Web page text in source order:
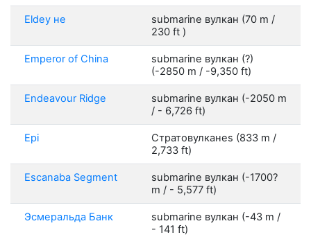
Eldey не
submarine вулкан (70 m /
230 ft )
Emperor of China
submarine вулкан (?)
(-2850 m / -9,350 ft)
Endeavour Ridge
submarine вулкан (-2050 m
/ - 6,726 ft)
Epi
Стратовулканes (833 m /
2,733 ft)
Escanaba Segment
submarine вулкан (-1700?
m / - 5,577 ft)
Эсмеральда Банк
submarine вулкан (-43 m /
- 141 ft)